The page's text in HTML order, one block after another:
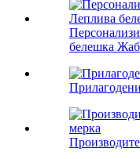
белешка